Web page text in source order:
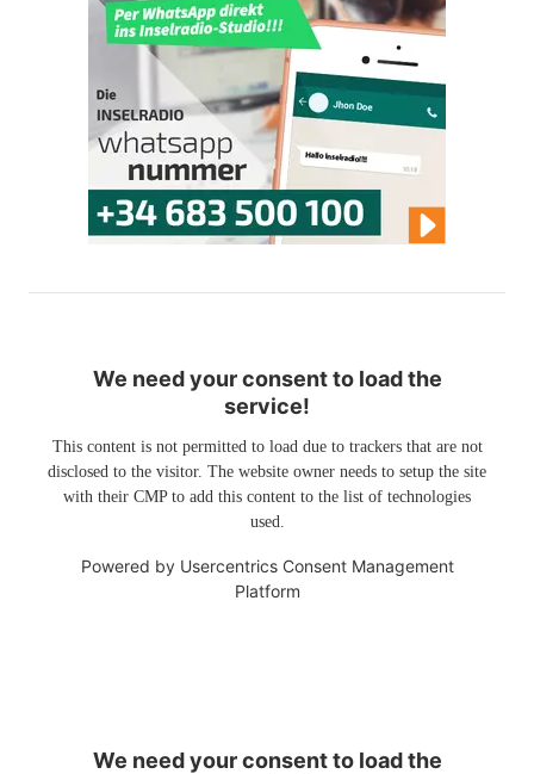
We need your consent to load the
service!
This content is not permitted to load due to trackers that are not
disclosed to the visitor. The website owner needs to setup the site
with their CMP to add this content to the list of technologies
used.
Powered by Usercentrics Consent Management
Platform
We need your consent to load the